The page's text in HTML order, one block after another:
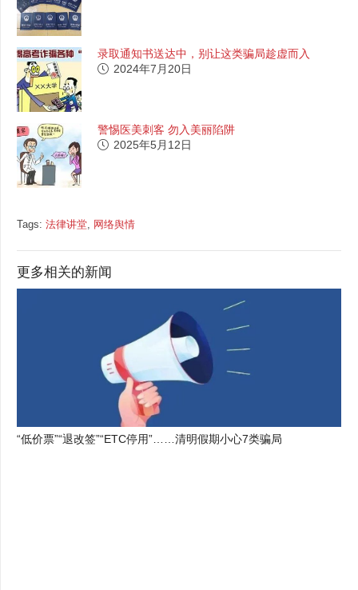
录取通知书送达中，别让这类骗局趁虚而入
2024年7月20日
警惕医美刺客 勿入美丽陷阱
2025年5月12日
Tags: 法律讲堂, 网络舆情
更多相关的新闻
“低价票”“退改签”“ETC停用”……清明假期小心7类骗局